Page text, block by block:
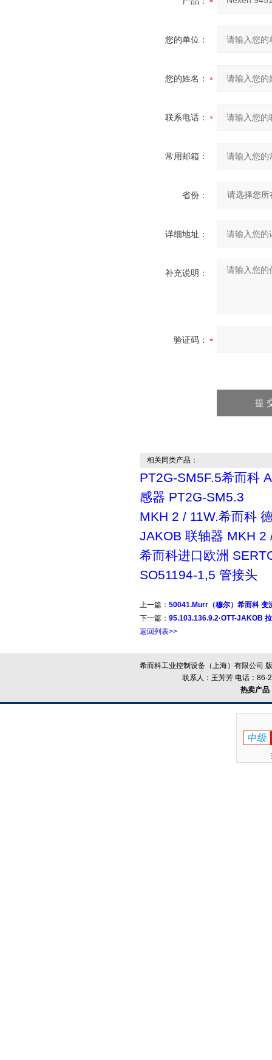
您的单位：
您的姓名：
联系电话：
常用邮箱：
省份：
详细地址：
补充说明：
验证码：
相关同类产品：
PT2G-SM5F.5希而科
感器 PT2G-SM5.3
MKH 2 / 11W.希而科
JAKOB 联轴器 MKH 2
希而科进口欧洲
SO51194-1,5 管接头
上一篇： 50041.Murr（穆尔）希而科 变
下一篇： 95.103.136.9.2·OTT-JAKOB
返回列表>>
希而科工业控制设备（上海）有限公司
联系人：王芳芳 电话：
热卖产品